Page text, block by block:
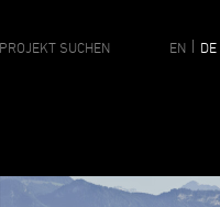
EN DE